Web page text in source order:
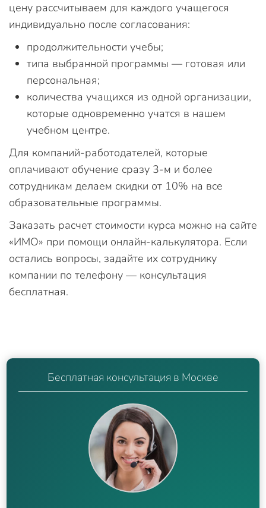
цену рассчитываем для каждого учащегося
индивидуально после согласования:
продолжительности учебы;
типа выбранной программы — готовая или
персональная;
количества учащихся из одной организации,
которые одновременно учатся в нашем
учебном центре.
Для компаний-работодателей, которые
оплачивают обучение сразу 3-м и более
сотрудникам делаем скидки от 10% на все
образовательные программы.
Заказать расчет стоимости курса можно на сайте
«ИМО» при помощи онлайн-калькулятора. Если
остались вопросы, задайте их сотруднику
компании по телефону — консультация
бесплатная.
Бесплатная консультация в Москве